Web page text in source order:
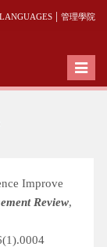
LANGUAGES | 管理學院
Toggle
Improve
Review,